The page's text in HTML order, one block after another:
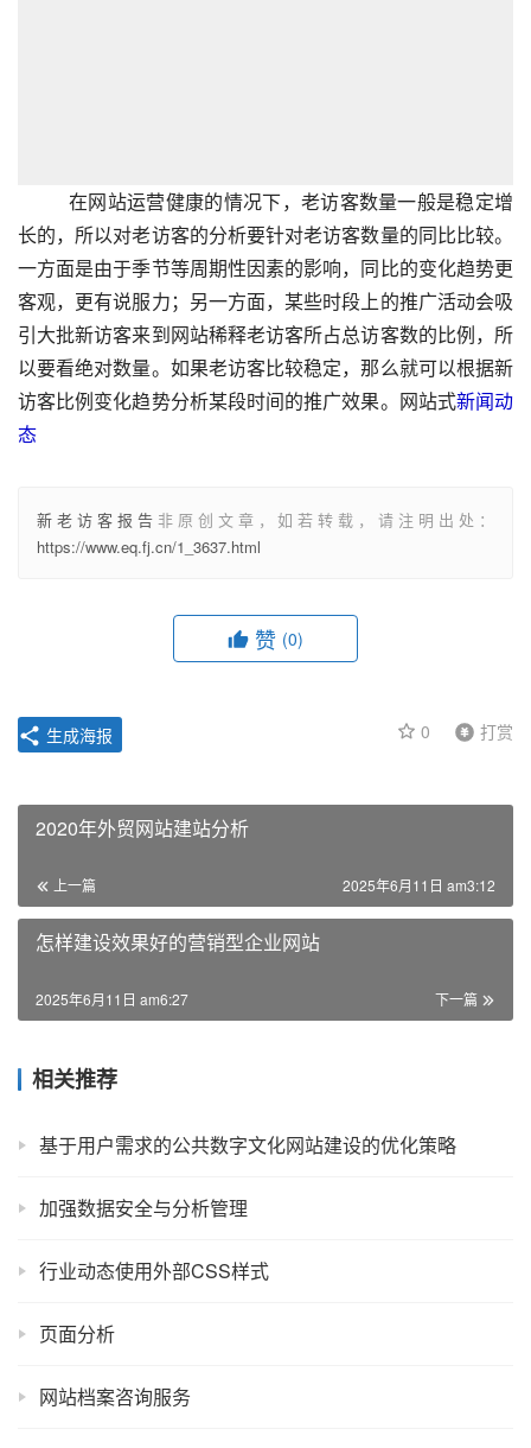
在网站运营健康的情况下，老访客数量一般是稳定增
长的，所以对老访客的分析要针对老访客数量的同比比较。
一方面是由于季节等周期性因素的影响，同比的变化趋势更
客观，更有说服力；另一方面，某些时段上的推广活动会吸
引大批新访客来到网站稀释老访客所占总访客数的比例，所
以要看绝对数量。如果老访客比较稳定，那么就可以根据新
访客比例变化趋势分析某段时间的推广效果。网站式新闻动
态
新老访客报告 非原创文章，如若转载，请注明出处：
https://www.eq.fj.cn/1_3637.html
赞 (0)
0 打赏
生成海报
2020年外贸网站建站分析
上一篇 2025年6月11日 am3:12
怎样建设效果好的营销型企业网站
下一篇
2025年6月11日 am6:27
相关推荐
基于用户需求的公共数字文化网站建设的优化策略
加强数据安全与分析管理
行业动态使用外部CSS样式
页面分析
网站档案咨询服务